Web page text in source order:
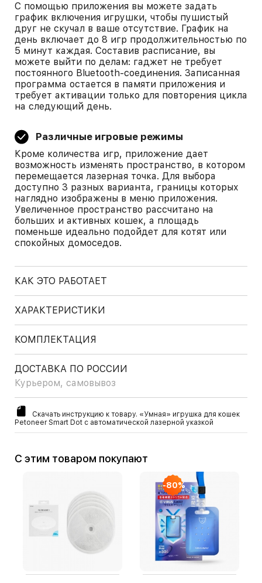
С помощью приложения вы можете задать
график включения игрушки, чтобы пушистый
друг не скучал в ваше отсутствие. График на
день включает до 8 игр продолжительностью по
5 минут каждая. Составив расписание, вы
можете выйти по делам: гаджет не требует
постоянного Bluetooth-соединения. Записанная
программа остается в памяти приложения и
требует активации только для повторения цикла
на следующий день.
Различные игровые режимы
Кроме количества игр, приложение дает
возможность изменять пространство, в котором
перемещается лазерная точка. Для выбора
доступно 3 разных варианта, границы которых
наглядно изображены в меню приложения.
Увеличенное пространство рассчитано на
больших и активных кошек, а площадь
поменьше идеально подойдет для котят или
спокойных домоседов.
КАК ЭТО РАБОТАЕТ
ХАРАКТЕРИСТИКИ
КОМПЛЕКТАЦИЯ
ДОСТАВКА ПО РОССИИ
Курьером, самовывоз
Скачать инструкцию к товару. «Умная» игрушка для кошек
Petoneer Smart Dot с автоматической лазерной указкой
С этим товаром покупают
-80%